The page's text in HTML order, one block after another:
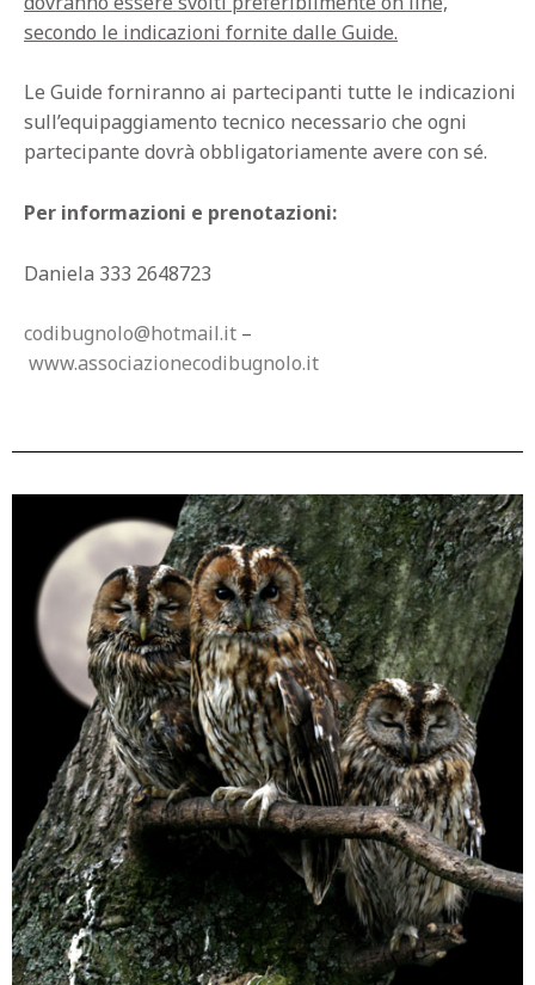
secondo le indicazioni fornite dalle Guide.
Le Guide forniranno ai partecipanti tutte le indicazioni
sull’equipaggiamento tecnico necessario che ogni
partecipante dovrà obbligatoriamente avere con sé.
Per informazioni e prenotazioni:
Daniela 333 2648723
codibugnolo@hotmail.it –
www.associazionecodibugnolo.it